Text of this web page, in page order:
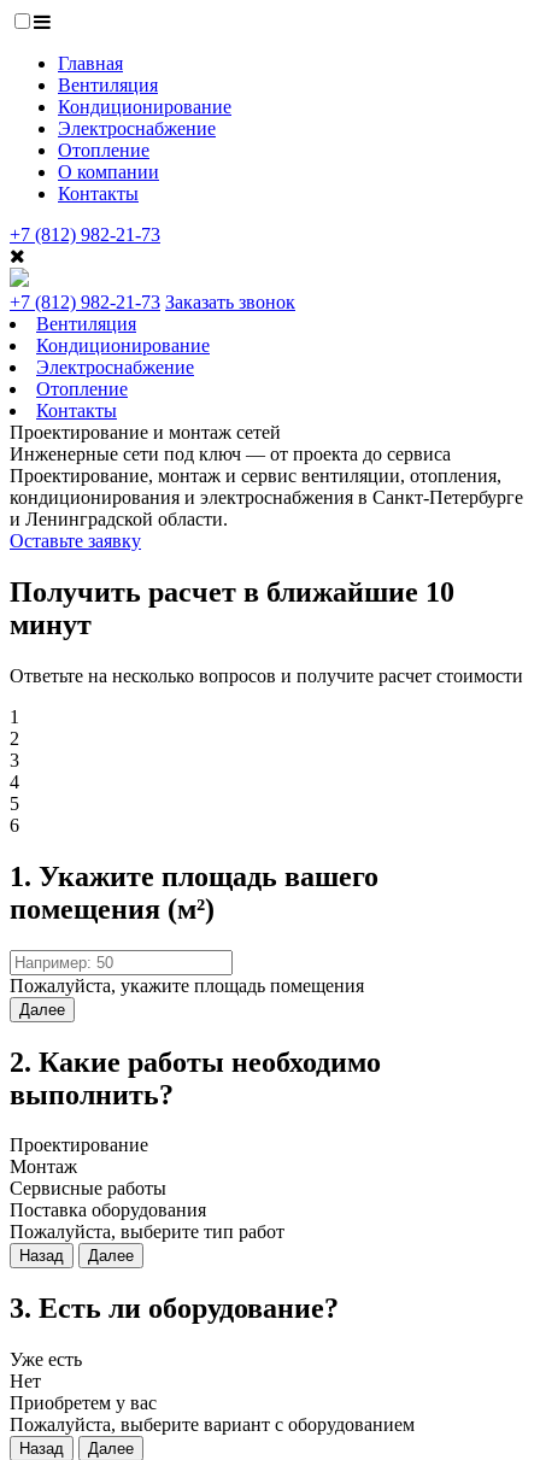
Главная
Вентиляция
Кондиционирование
Электроснабжение
Отопление
О компании
Контакты
+7 (812) 982-21-73
+7 (812) 982-21-73 Заказать звонок
Вентиляция
Кондиционирование
Электроснабжение
Отопление
Контакты
Проектирование и монтаж сетей
Инженерные сети под ключ — от проекта до сервиса
Проектирование, монтаж и сервис вентиляции, отопления,
кондиционирования и электроснабжения в Санкт-Петербурге
и Ленинградской области.
Оставьте заявку
Получить расчет в ближайшие 10
минут
Ответьте на несколько вопросов и получите расчет стоимости
1
2
3
4
5
6
1. Укажите площадь вашего
помещения (м²)
Пожалуйста, укажите площадь помещения
Далее
2. Какие работы необходимо
выполнить?
Проектирование
Монтаж
Сервисные работы
Поставка оборудования
Пожалуйста, выберите тип работ
Назад Далее
3. Есть ли оборудование?
Уже есть
Нет
Приобретем у вас
Пожалуйста, выберите вариант с оборудованием
Назад Далее